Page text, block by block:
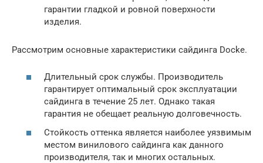
гарантии гладкой и ровной поверхности
изделия.
Рассмотрим основные характеристики сайдинга Docke.
Длительный срок службы. Производитель
гарантирует оптимальный срок эксплуатации
сайдинга в течение 25 лет. Однако такая
гарантия не обещает реальную долговечность.
Стойкость оттенка является наиболее уязвимым
местом винилового сайдинга как данного
производителя, так и многих остальных.